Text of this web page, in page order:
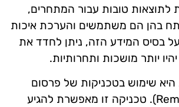
לתוצאות טובות עבור המתחרים,
בהן הם משתמשים והערכת איכות
בסיס המידע הזה, ניתן לחדד את
יותר מושכות ותחרותיות.
שימוש בטכניקות של פרסום
מחדש (Remarketing). טכניקה זו מאפשרת להגיע